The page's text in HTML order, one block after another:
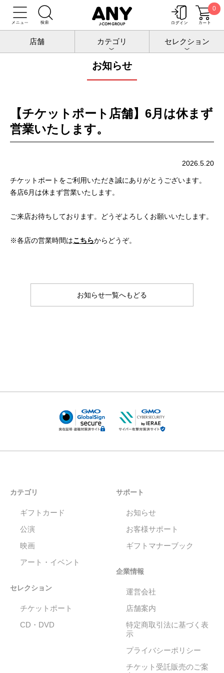
0
店舗 カテゴリ セレクション
トップ お知らせ
お知らせ
【チケットポート店舗】6月は休まず
営業いたします。
2026.5.20
チケットポートをご利用いただき誠にありがとうございます。
各店6月は休まず営業いたします。
ご来店お待ちしております。どうぞよろしくお願いいたします。
※各店の営業時間はこちらからどうぞ。
お知らせ一覧へもどる
カテゴリ
ギフトカード
公演
映画
アート・イベント
セレクション
チケットポート
CD・DVD
サポート
お知らせ
お客様サポート
ギフトマナーブック
企業情報
運営会社
店舗案内
特定商取引法に基づく表
示
プライバシーポリシー
チケット受託販売のご案